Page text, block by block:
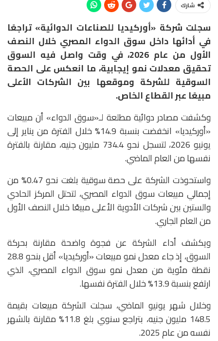
شارك
سجلت شركة «أوركيديا للصناعات الدوائية» تراجعًا
في أدائها داخل سوق الدواء المصري خلال النصف
الأول من عام 2026، في وقت واصل فيه السوق
تحقيق معدلات نمو إيجابية، ما انعكس على الحصة
السوقية للشركة وموقعها بين الشركات الأعلى
مبيعًا عبر القطاع الخاص.
وكشفت مصادر دوائية مطلعة لـ«سوق الدواء» أن مبيعات
«أوركيديا» انخفضت بنسبة 14.9% خلال الفترة من يناير إلى
يونيو 2026، لتسجل نحو 734.4 مليون جنيه، مقارنة بالفترة
نفسها من العام الماضي.
واستحوذت الشركة على حصة سوقية بلغت نحو 0.47% من
إجمالي مبيعات سوق الدواء المصري، لتحتل المركز الحادي
والستين بين شركات الأدوية الأعلى مبيعًا خلال النصف الأول
من العام الجاري.
ويكشف أداء الشركة عن فجوة واضحة مقارنة بحركة
السوق، إذ جاء معدل نمو مبيعات «أوركيديا» أقل بنحو 28.8
نقطة مئوية من معدل نمو سوق الدواء المصري، الذي
ارتفع بنسبة 13.9% خلال الفترة نفسها.
وخلال شهر يونيو الماضي، سجلت الشركة مبيعات بقيمة
148.5 مليون جنيه، بتراجع سنوي بلغ 11.8% مقارنة بالشهر
نفسه من عام 2025.